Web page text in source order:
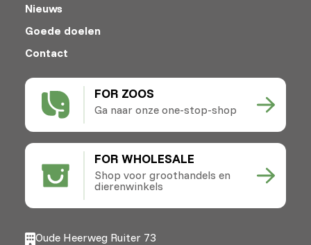
FOR ZOOS
Ga naar onze one-stop-shop
FOR WHOLESALE
Shop voor groothandels en
dierenwinkels
Nieuws
Goede doelen
Contact
Oude Heerweg Ruiter 73